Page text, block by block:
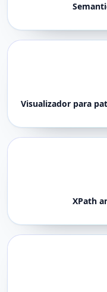
Visualizador para
XPath